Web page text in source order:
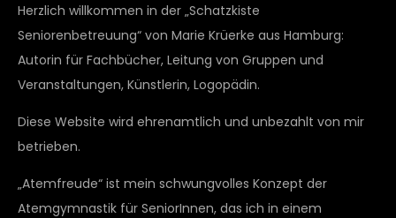
Herzlich willkommen in der „Schatzkiste
Seniorenbetreuung“ von Marie Krüerke aus Hamburg:
Autorin für Fachbücher, Leitung von Gruppen und
Veranstaltungen, Künstlerin, Logopädin.
Diese Website wird ehrenamtlich und unbezahlt von mir
betrieben.
„Atemfreude“ ist mein schwungvolles Konzept der
Atemgymnastik für SeniorInnen, das ich in einem